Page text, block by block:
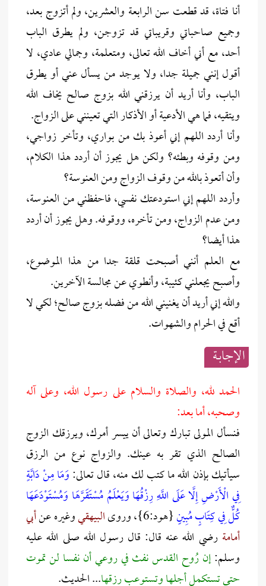
أنا فتاة، قد قطعت سن الرابعة والعشرين، ولم أتزوج بعد،
وجميع صاحباتي وقريباتي قد تزوجن، ولم يطرق الباب
أحد، مع أني أخاف الله تعالى، ومتعلمة، وجمالي عادي، لا
أقول إنني جميلة جدا، ولا يوجد من يسأل عني أو يطرق
الباب، وأنا أريد أن يرزقني الله بزوج صالح يخاف الله
ويتقيه، فما هي الأدعية أو الأذكار التي تعينني على الزواج.
وأنا أردد اللهم إني أعوذ بك من بواري، وتأخر زواجي،
ومن وقوفه وبطئه؟ ولكن هل يجوز أن أردد هذا الكلام،
وأن أتعوذ بالله من وقوف الزواج ومن العنوسة؟
وأردد اللهم إني استودعتك نفسي، فاحفظني من العنوسة،
ومن عدم الزواج، ومن تأخره، ووقوفه. وهل يجوز أن أردد
هذا أيضا؟
مع العلم أنني أصبحت قلقة جدا من هذا الموضوع،
وأصبح يجعلني كئيبة، وأنطوي عن مجالسة الآخرين.
والله إني أريد أن يغنيني الله من فضله بزوج صالح؛ لكي لا
أقع في الحرام والشهوات.
الإجابــة
الحمد لله، والصلاة والسلام على رسول الله، وعلى آله
وصحبه، أما بعد:
فنسأل المولى تبارك وتعالى أن ييسر أمرك، ويرزقك الزوج
الصالح الذي تقر به عينك. والزواج نوع من الرزق
سيأتيك بإذن الله ما كتب لك منه، قال تعالى:وَمَا مِنْ دَابَّةٍ
فِي الْأَرْضِ إِلَّا عَلَى اللَّهِ رِزْقُهَا وَيَعْلَمُ مُسْتَقَرَّهَا وَمُسْتَوْدَعَهَا
كُلٌّ فِي كِتَابٍ مُبِينٍ{هود:6}، وروى البيهقيوغيره عنأبي
أمامة رضي الله عنه قال: قال رسول الله صلى الله عليه
وسلم:إنرُوح القدس نفث في روعي أن نفسا لن تموت
حتى تستكمل أجلها وتستوعب رزقها... الحديث.